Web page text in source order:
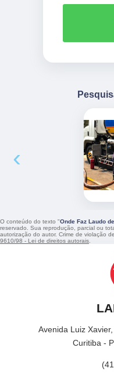
‹
O conteúdo do texto "Onde Faz Laudo
reservado. Sua reprodução, parcial ou
autorização do autor. Crime de violação
9610/98 - Lei de direitos autorais
Avenida Luiz
Curitiba -